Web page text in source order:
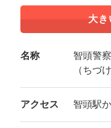
大き
名称
智頭警
（ちづ
アクセス 智頭駅